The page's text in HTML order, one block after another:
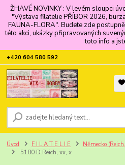
ŽHAVÉ NOVINKY : V levém sloupci
"Výstava filatelie PŘÍBOR 2026,
FAUNA-FLORA". Budete zde
této akci, ukázky připravovaných
toto info a
+420 604 580 592
Úvod F I L A T E L I E Německo
5180 D.Reich, xx, x